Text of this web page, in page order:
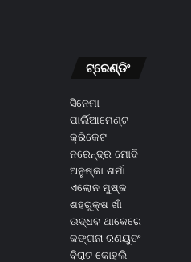
ଟ୍ରେଣ୍ଡିଂ
ସିନେମା
ପାର୍ଲିଆମେଣ୍ଟ
କ୍ରିକେଟ
ନରେନ୍ଦ୍ର ମୋଦି
ଅନୁଷ୍କା ଶର୍ମା
ଏଲୋନ ମୁଷ୍କ
ଶହରୁକ୍ଷ ଖାଁ
ଉଦ୍ଧବ ଥାକେରେ
କଙ୍ଗନା ରଣୟୁତଂ
ବିରାଟ କୋହଲି